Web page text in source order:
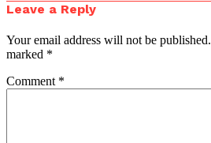
Leave a Reply
Your email address will not be published.
marked *
Comment *